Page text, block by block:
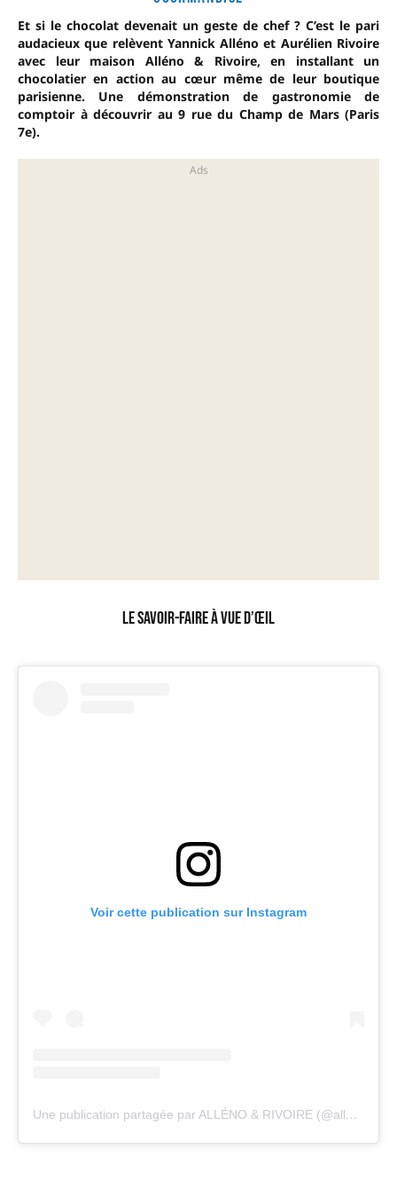
Et si le chocolat devenait un geste de chef ? C’est le pari
audacieux que relèvent Yannick Alléno et Aurélien Rivoire
avec leur maison Alléno & Rivoire, en installant un
chocolatier en action au cœur même de leur boutique
parisienne. Une démonstration de gastronomie de
comptoir à découvrir au 9 rue du Champ de Mars (Paris
7e).
Le savoir-faire à vue d’œil
Voir cette publication sur Instagram
Une publication partagée par ALLÉNO & RIVOIRE (@allenorivoirechocolat)